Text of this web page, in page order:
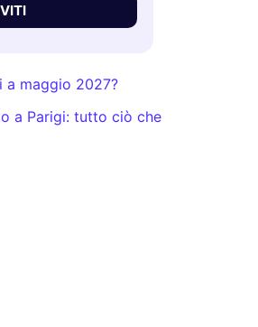
a maggio 2027?
a Parigi: tutto ciò che